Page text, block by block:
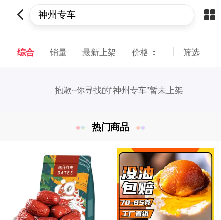
综合 销量 最新上架 价格 筛选
抱歉~你寻找的“神州专车”暂未上架
热门商品